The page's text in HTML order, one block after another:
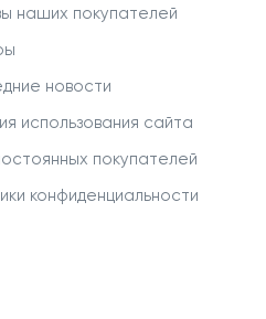
наших покупателей
новости
использования сайта
покупателей
конфиденциальности